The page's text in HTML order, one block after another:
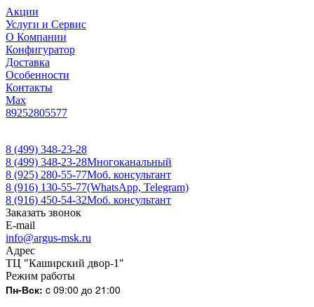
Акции
Услуги и Сервис
О Компании
Конфигуратор
Доставка
Особенности
Контакты
Max
89252805577
8 (499) 348-23-28
8 (499) 348-23-28Многоканальный
8 (925) 280-55-77Моб. консультант
8 (916) 130-55-77(WhatsApp, Telegram)
8 (916) 450-54-32Моб. консультант
Заказать звонок
E-mail
info@argus-msk.ru
Адрес
ТЦ "Каширский двор-1"
Режим работы
Пн-Вск: c 09:00 до 21:00